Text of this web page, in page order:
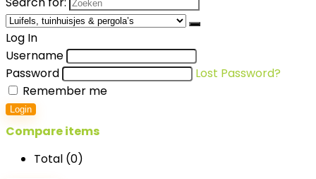
Log In
Username
Password
Lost Password?
Remember me
Login
Compare items
Total (0)